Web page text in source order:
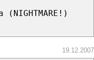
(NIGHTMARE!)
19.12.2007